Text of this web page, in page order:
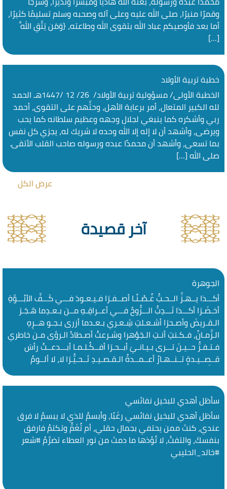
وقمرًا منيرًا، صلى الله عليه وعلى آله وصحبه وسلم تسليمًا كثيرًا،
أما بعد فأوصيكم عباد الله بتقوى الله وطاعته، {وَمَن يَتَّقِ اللَّهَ
[…]
خطبة تربية الأولاد
الخطبة الأولى/ مسؤولية تربية الأولاد/ 26/ 12 /1447هـ الحمد
لله الكبير المتعال، أمر برعاية الأهل، وحثِّهم على التقوى، أحمد
ربي وأشكره كما ينبغي لجلال وجهه وعظيم سلطانه كما يحب
ويرضى، وأشهد أن لا إله إلا الله وحده لا شريك له، يجزي كل نفس
بما تسعى، وأشهد أن محمدًا عبده ورسوله صاحب القلب الأتقى.
صلى الله […]
عرض الكل
آخر قصيدة
الجوهرة
أكـــذا يــهـزُّ الــحـبُّ غُـصْـنًـا أصــفـرَا فـيـعـودَ فـــي كَـــفِّ الأبُـــوَّةِ
أخـضَـرَا أكـــذا تَـــدِبُّ الـــرُّوحُ فـــي أعــراقِـهِ مــن بـعـدِما هَـجَـرَ
الـقـريضَ وأصـحرَا أشـعـلتِ شِـعـري بـعـدما أزرى بـجـو هــرِهِ
الـزَّمـانُ، فـكـنتِ أنـتِ الـجَوْهرا وشـرعتُ أصـطادُ الـرؤى مـن خاطري
فـتـفـرُّ حــيـنَ تـــرى بـيـانـيَ أبــحـرَا أفــكُـلـمـا أبـــدعــتُ رأسَ
قــصــيـدةٍ تــنــهـارُ أعــمــدةُ الـقـصـيـدِ تَــحـيُّـرَا لا، لا ألــومُ
سأظل أهدي للبخيل نفائسي
سأظل أهدي للبخيل نفائسي رغَبًا، وأبسمُ للذي لا يبسمُ لا فرق
عندي، كنتَ ممن يحتفي بجمال حقلي، أم تُغَمُّ وتكتمُ فارفق
بنفسكَ، والتفتْ، لا تًؤذها ما دمتَ من نور العطاء تضرَّمُ ‫#شعر‬
‫#خالد_الحليبي‬